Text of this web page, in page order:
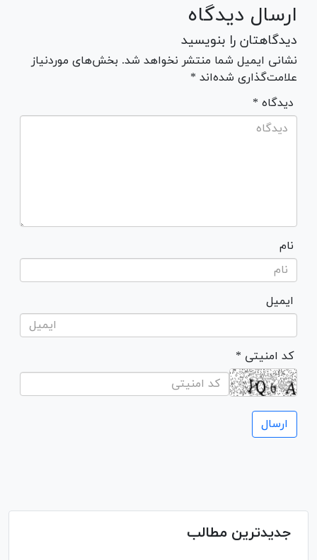
ارسال دیدگاه
دیدگاهتان را بنویسید
نشانی ایمیل شما منتشر نخواهد شد. بخش‌های موردنیاز
علامت‌گذاری شده‌اند *
* دیدگاه
نام
ایمیل
* کد امنیتی
جدیدترین مطالب